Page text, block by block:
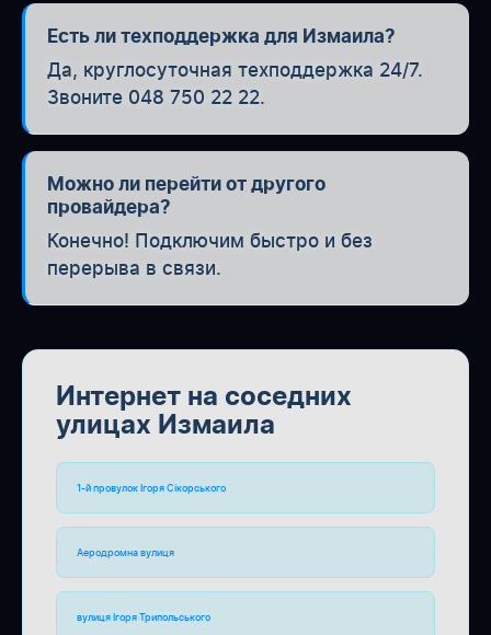
Есть ли техподдержка для Измаила?
Да, круглосуточная техподдержка 24/7.
Звоните 048 750 22 22.
Можно ли перейти от другого
провайдера?
Конечно! Подключим быстро и без
перерыва в связи.
Интернет на соседних
улицах Измаила
1-й провулок Ігоря Сікорського
Аеродромна вулиця
вулиця Ігоря Трипольського